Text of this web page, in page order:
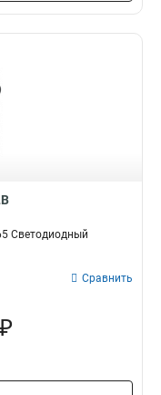
Светодиодный
Сравнить